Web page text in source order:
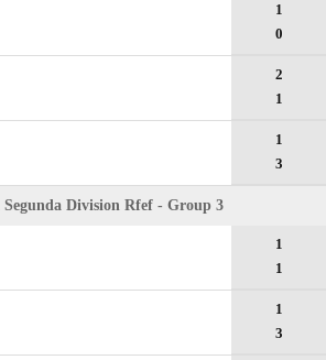
1
0
2
1
1
3
Segunda Division Rfef - Group 3
1
1
1
3